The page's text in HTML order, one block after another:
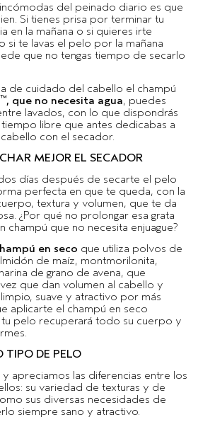
del peinado diario es que
Si tienes prisa por terminar tu
en la mañana o si quieres irte
si te lavas el pelo por la mañana
que no tengas tiempo de secarlo
de cuidado del cabello el champú
™, que no necesita agua, puedes
lavados, con lo que dispondrás
libre que antes dedicabas a
con el secador.
MEJOR EL SECADOR
días después de secarte el pelo
perfecta en que te queda, con la
textura y volumen, que te da
¿Por qué no prolongar esa grata
champú que no necesita enjuague?
en seco que utiliza polvos de
de maíz, montmorilonita,
de grano de avena, que
que dan volumen al cabello y
suave y atractivo por más
aplicarte el champú en seco
tu pelo recuperará todo su cuerpo y
TIPO DE PELO
apreciamos las diferencias entre los
su variedad de texturas y de
sus diversas necesidades de
siempre sano y atractivo.